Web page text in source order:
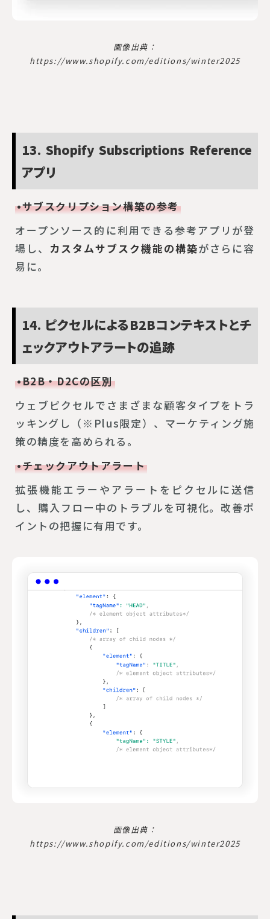
画像出典：
https://www.shopify.com/editions/winter2025
13. Shopify Subscriptions Reference
アプリ
•サブスクリプション構築の参考
オープンソース的に利用できる参考アプリが登
場し、 カスタムサブスク機能の構築がさらに容
易に。
14. ピクセルによるB2Bコンテキストとチ
ェックアウトアラートの追跡
•B2B・D2Cの区別
ウェブピクセルでさまざまな顧客タイプをトラ
ッキングし（※Plus限定）、マーケティング施
策の精度を高められる。
•チェックアウトアラート
拡張機能エラーやアラートをピクセルに送信
し、購入フロー中のトラブルを可視化。改善ポ
イントの把握に有用です。
画像出典：
https://www.shopify.com/editions/winter2025